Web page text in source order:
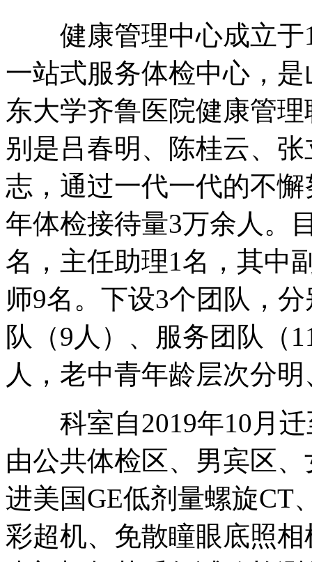
健康管理中心成立于
一站式服务体检中心，
东大学齐鲁医院健康管
别是吕春明、陈桂云、
志，通过一代一代的不
年体检接待量3万余人。
名，主任助理1名，其中
师9名。下设3个团队，
队（9人）、服务团队（
人，老中青年龄层次分
科室自2019年10月迁
由公共体检区、男宾区
进美国GE低剂量螺旋CT
彩超机、免散瞳眼底照